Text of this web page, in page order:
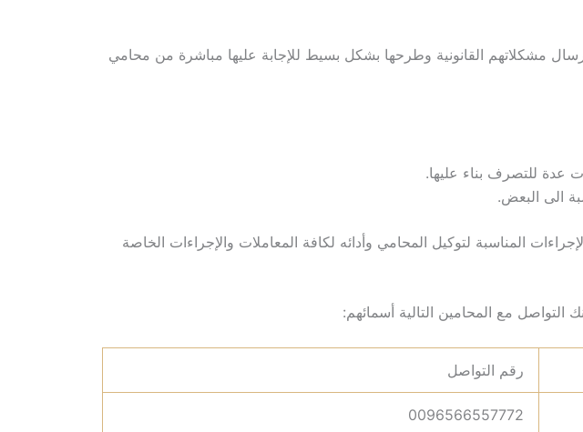
مشكلاتهم القانونية وطرحها بشكل بسيط للإجابة عليها مباشرة من محامي
عدة للتصرف بناء عليها.
الى البعض.
المناسبة لتوكيل المحامي وأدائه لكافة المعاملات والإجراءات الخاصة
مع المحامين التالية أسمائهم:
رقم التواصل
0096566557772